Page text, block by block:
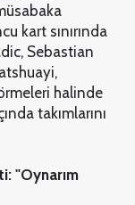
kart sınırında
Sebastian
halinde
takımlarını
"Oynarım